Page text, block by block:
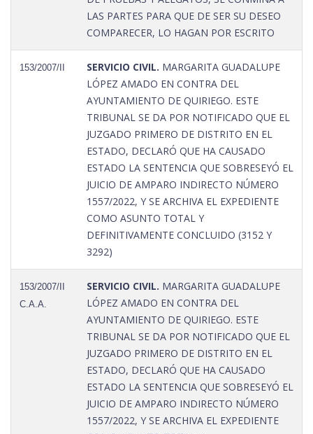
LAS PARTES PARA QUE DE SER SU DESEO
COMPARECER, LO HAGAN POR ESCRITO
153/2007/II SERVICIO CIVIL. MARGARITA GUADALUPE
LÓPEZ AMADO EN CONTRA DEL
AYUNTAMIENTO DE QUIRIEGO. ESTE
TRIBUNAL SE DA POR NOTIFICADO QUE EL
JUZGADO PRIMERO DE DISTRITO EN EL
ESTADO, DECLARÓ QUE HA CAUSADO
ESTADO LA SENTENCIA QUE SOBRESEYÓ EL
JUICIO DE AMPARO INDIRECTO NÚMERO
1557/2022, Y SE ARCHIVA EL EXPEDIENTE
COMO ASUNTO TOTAL Y
DEFINITIVAMENTE CONCLUIDO (3152 Y
3292)
153/2007/II
C.A.A.
SERVICIO CIVIL. MARGARITA GUADALUPE
LÓPEZ AMADO EN CONTRA DEL
AYUNTAMIENTO DE QUIRIEGO. ESTE
TRIBUNAL SE DA POR NOTIFICADO QUE EL
JUZGADO PRIMERO DE DISTRITO EN EL
ESTADO, DECLARÓ QUE HA CAUSADO
ESTADO LA SENTENCIA QUE SOBRESEYÓ EL
JUICIO DE AMPARO INDIRECTO NÚMERO
1557/2022, Y SE ARCHIVA EL EXPEDIENTE